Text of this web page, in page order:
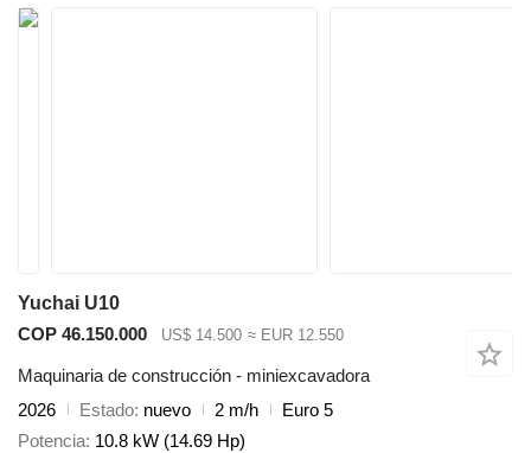
Yuchai U10
COP 46.150.000
US$ 14.500 ≈ EUR 12.550
Maquinaria de construcción - miniexcavadora
2026
Estado nuevo 2 m/h
Euro 5
Potencia 10.8 kW (14.69 Hp)